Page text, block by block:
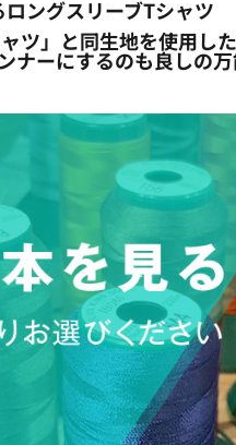
ングスリーブTシャツ
ツ」と同生地を使用
ナーにするのも良し